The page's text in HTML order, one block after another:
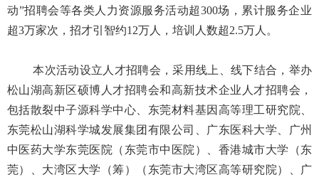
动”招聘会等各类人力资源服务活动超300场，累计服务企业
超3万家次，招才引智约12万人，培训人数超2.5万人。
本次活动设立人才招聘会，采用线上、线下结合，举办
松山湖高新区硕博人才招聘会和高新技术企业人才招聘会，
包括散裂中子源科学中心、东莞材料基因高等理工研究院、
东莞松山湖科学城发展集团有限公司、广东医科大学、广州
中医药大学东莞医院（东莞市中医院）、香港城市大学（东
莞）、大湾区大学（筹）（东莞市大湾区高等研究院）、广